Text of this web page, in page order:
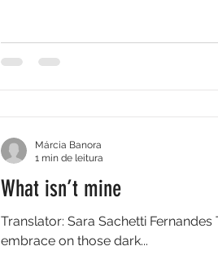
What isn’t mine
Translator: Sara Sachetti
embrace on those dark...
Márcia Banora
1 min de leitura